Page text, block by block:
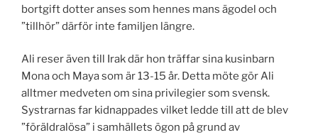
bortgift dotter anses som hennes mans ägodel och
”tillhör” därför inte familjen längre.
Ali reser även till Irak där hon träffar sina kusinbarn
Mona och Maya som är 13-15 år. Detta möte gör Ali
alltmer medveten om sina privilegier som svensk.
Systrarnas far kidnappades vilket ledde till att de blev
”föräldralösa” i samhällets ögon på grund av